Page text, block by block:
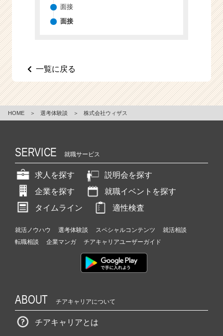
e
e
面接
面接
一覧に戻る
HOME ＞ 選考体験談 ＞ 株式会社ウィザス
SERVICE 就職サービス
求人を探す
説明会を探す
企業を探す
就職イベントを探す
タイムライン
適性検査
就活ノウハウ 選考体験談 スペシャルコンテンツ
就活相談
転職相談
企業マンガ チアキャリアユーザーガイド
ABOUT チアキャリアについて
チアキャリアとは